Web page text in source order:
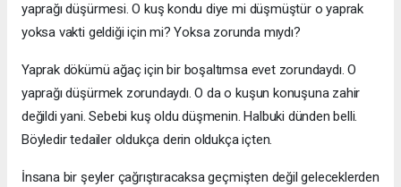
yaprağı düşürmesi. O kuş kondu diye mi düşmüştür o yaprak
yoksa vakti geldiği için mi? Yoksa zorunda mıydı?
Yaprak dökümü ağaç için bir boşaltımsa evet zorundaydı. O
yaprağı düşürmek zorundaydı. O da o kuşun konuşuna zahir
değildi yani. Sebebi kuş oldu düşmenin. Halbuki dünden belli.
Böyledir tedailer oldukça derin oldukça içten.
İnsana bir şeyler çağrıştıracaksa geçmişten değil geleceklerden